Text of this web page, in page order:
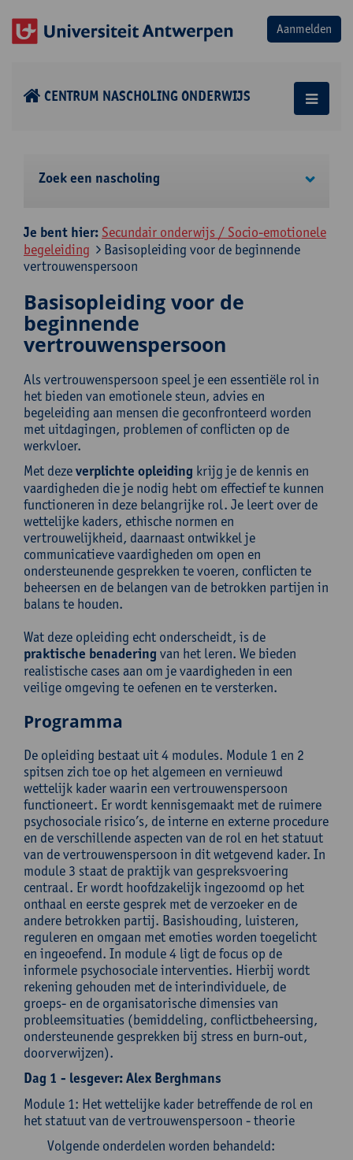
CENTRUM NASCHOLING ONDERWIJS
Zoek een nascholing
Je bent hier: Secundair onderwijs / Socio-emotionele
begeleiding
Basisopleiding voor de beginnende
vertrouwenspersoon
Basisopleiding voor de
beginnende
vertrouwenspersoon
Als vertrouwenspersoon speel je een essentiële rol in
het bieden van emotionele steun, advies en
begeleiding aan mensen die geconfronteerd worden
met uitdagingen, problemen of conflicten op de
werkvloer.
Met dezeverplichte opleiding krijg je de kennis en
vaardigheden die je nodig hebt om effectief te kunnen
functioneren in deze belangrijke rol. Je leert over de
wettelijke kaders, ethische normen en
vertrouwelijkheid, daarnaast ontwikkel je
communicatieve vaardigheden om open en
ondersteunende gesprekken te voeren, conflicten te
beheersen en de belangen van de betrokken partijen in
balans te houden.
Wat deze opleiding echt onderscheidt, is de
praktische benadering van het leren. We bieden
realistische cases aan om je vaardigheden in een
veilige omgeving te oefenen en te versterken.
Programma
De opleiding bestaat uit 4 modules. Module 1 en 2
spitsen zich toe op het algemeen en vernieuwd
wettelijk kader waarin een vertrouwenspersoon
functioneert. Er wordt kennisgemaakt met de ruimere
psychosociale risico’s, de interne en externe procedure
en de verschillende aspecten van de rol en het statuut
van de vertrouwenspersoon in dit wetgevend kader. In
module 3 staat de praktijk van gespreksvoering
centraal. Er wordt hoofdzakelijk ingezoomd op het
onthaal en eerste gesprek met de verzoeker en de
andere betrokken partij. Basishouding, luisteren,
reguleren en omgaan met emoties worden toegelicht
en ingeoefend. In module 4 ligt de focus op de
informele psychosociale interventies. Hierbij wordt
rekening gehouden met de interindividuele, de
groeps- en de organisatorische dimensies van
probleemsituaties (bemiddeling, conflictbeheersing,
ondersteunende gesprekken bij stress en burn-out,
doorverwijzen).
Dag 1 - lesgever: Alex Berghmans
Module 1: Het wettelijke kader betreffende de rol en
het statuut van de vertrouwenspersoon - theorie
Volgende onderdelen worden behandeld: